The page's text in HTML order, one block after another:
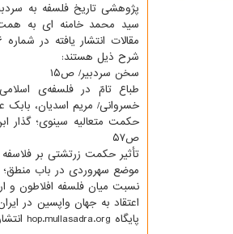
پژوهشی تاریخ فلسفه به
سید محمد خامنه ای به همت
شرح ذیل هستند:
سخن سردبیر/ ص۱۵
طباع تامّ در فلسفه‌ی
خسروانی/ مریم اسدیان، بابك
حكمت متعالیه سینوی؛ گذار
ص۵۷
تأثیر حكمت زرتشتی بر
موضع سهروردی در باب منطق؛
نسبت میان فلسفه افلاطون و
پایگاه hop.mullasadra.org انتشار یافته است.